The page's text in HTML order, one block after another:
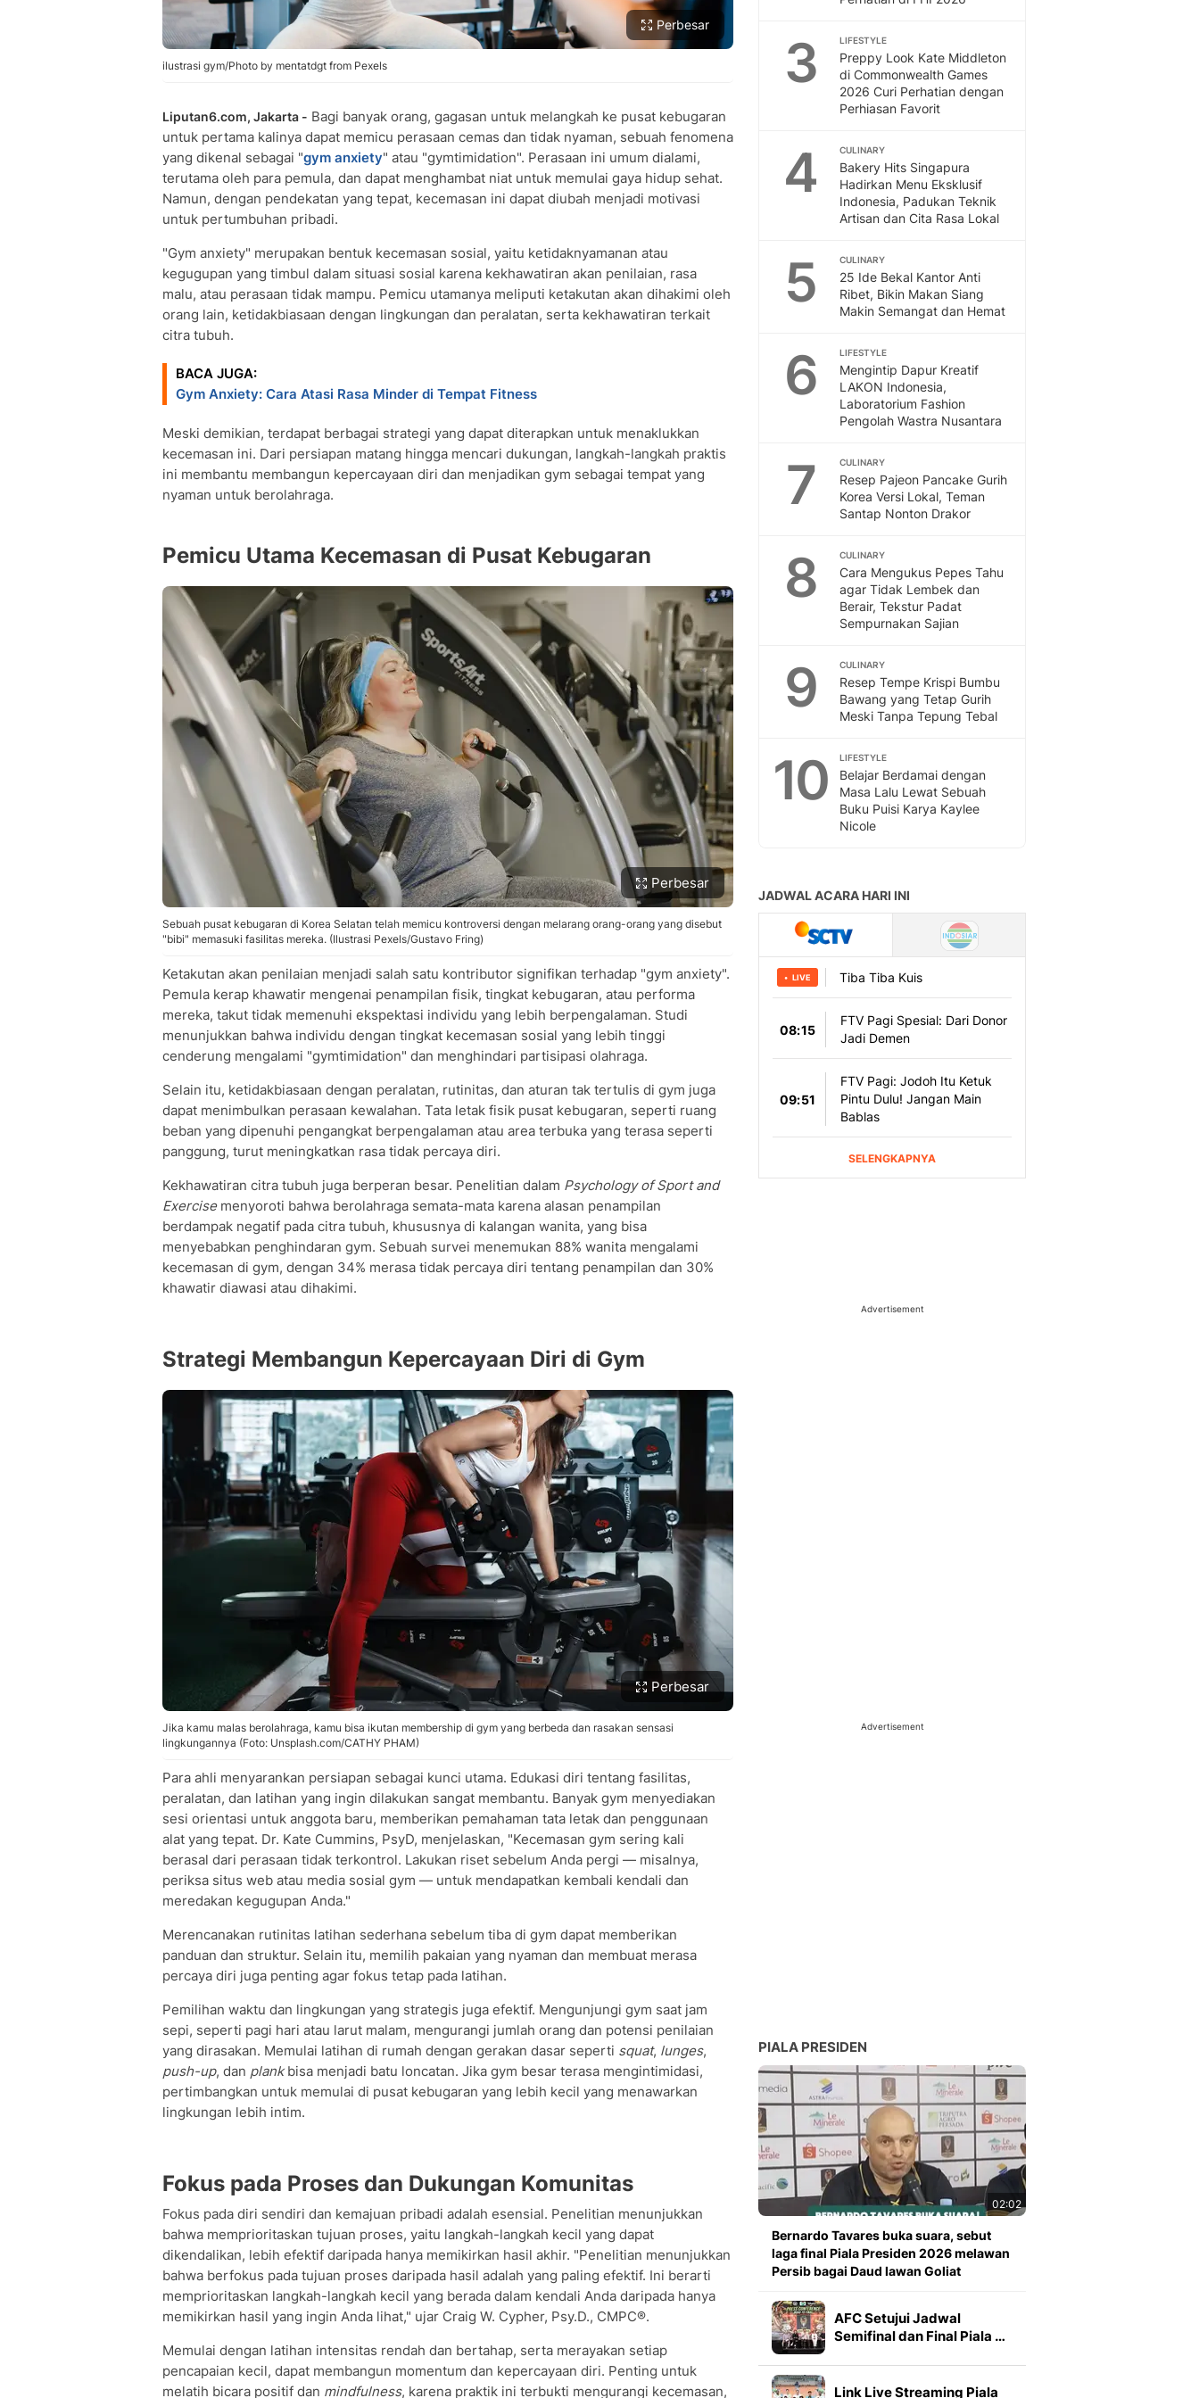
Perbesar
ilustrasi gym/Photo by mentatdgt from Pexels
Liputan6.com, Jakarta - Bagi banyak orang, gagasan untuk melangkah ke pusat kebugaran
untuk pertama kalinya dapat memicu perasaan cemas dan tidak nyaman, sebuah fenomena
yang dikenal sebagai "gym anxiety" atau "gymtimidation". Perasaan ini umum dialami,
terutama oleh para pemula, dan dapat menghambat niat untuk memulai gaya hidup sehat.
Namun, dengan pendekatan yang tepat, kecemasan ini dapat diubah menjadi motivasi
untuk pertumbuhan pribadi.
"Gym anxiety" merupakan bentuk kecemasan sosial, yaitu ketidaknyamanan atau
kegugupan yang timbul dalam situasi sosial karena kekhawatiran akan penilaian, rasa
malu, atau perasaan tidak mampu. Pemicu utamanya meliputi ketakutan akan dihakimi oleh
orang lain, ketidakbiasaan dengan lingkungan dan peralatan, serta kekhawatiran terkait
citra tubuh.
BACA JUGA:
Gym Anxiety: Cara Atasi Rasa Minder di Tempat Fitness
Meski demikian, terdapat berbagai strategi yang dapat diterapkan untuk menaklukkan
kecemasan ini. Dari persiapan matang hingga mencari dukungan, langkah-langkah praktis
ini membantu membangun kepercayaan diri dan menjadikan gym sebagai tempat yang
nyaman untuk berolahraga.
Pemicu Utama Kecemasan di Pusat Kebugaran
Perbesar
Sebuah pusat kebugaran di Korea Selatan telah memicu kontroversi dengan melarang orang-orang yang disebut
"bibi" memasuki fasilitas mereka. (Ilustrasi Pexels/Gustavo Fring)
Ketakutan akan penilaian menjadi salah satu kontributor signifikan terhadap "gym anxiety".
Pemula kerap khawatir mengenai penampilan fisik, tingkat kebugaran, atau performa
mereka, takut tidak memenuhi ekspektasi individu yang lebih berpengalaman. Studi
menunjukkan bahwa individu dengan tingkat kecemasan sosial yang lebih tinggi
cenderung mengalami "gymtimidation" dan menghindari partisipasi olahraga.
Selain itu, ketidakbiasaan dengan peralatan, rutinitas, dan aturan tak tertulis di gym juga
dapat menimbulkan perasaan kewalahan. Tata letak fisik pusat kebugaran, seperti ruang
beban yang dipenuhi pengangkat berpengalaman atau area terbuka yang terasa seperti
panggung, turut meningkatkan rasa tidak percaya diri.
Kekhawatiran citra tubuh juga berperan besar. Penelitian dalam Psychology of Sport and
Exercisemenyoroti bahwa berolahraga semata-mata karena alasan penampilan
berdampak negatif pada citra tubuh, khususnya di kalangan wanita, yang bisa
menyebabkan penghindaran gym. Sebuah survei menemukan 88% wanita mengalami
kecemasan di gym, dengan 34% merasa tidak percaya diri tentang penampilan dan 30%
khawatir diawasi atau dihakimi.
Strategi Membangun Kepercayaan Diri di Gym
Perbesar
Jika kamu malas berolahraga, kamu bisa ikutan membership di gym yang berbeda dan rasakan sensasi
lingkungannya (Foto: Unsplash.com/CATHY PHAM)
Para ahli menyarankan persiapan sebagai kunci utama. Edukasi diri tentang fasilitas,
peralatan, dan latihan yang ingin dilakukan sangat membantu. Banyak gym menyediakan
sesi orientasi untuk anggota baru, memberikan pemahaman tata letak dan penggunaan
alat yang tepat. Dr. Kate Cummins, PsyD, menjelaskan, "Kecemasan gym sering kali
berasal dari perasaan tidak terkontrol. Lakukan riset sebelum Anda pergi — misalnya,
periksa situs web atau media sosial gym — untuk mendapatkan kembali kendali dan
meredakan kegugupan Anda."
Merencanakan rutinitas latihan sederhana sebelum tiba di gym dapat memberikan
panduan dan struktur. Selain itu, memilih pakaian yang nyaman dan membuat merasa
percaya diri juga penting agar fokus tetap pada latihan.
Pemilihan waktu dan lingkungan yang strategis juga efektif. Mengunjungi gym saat jam
sepi, seperti pagi hari atau larut malam, mengurangi jumlah orang dan potensi penilaian
yang dirasakan. Memulai latihan di rumah dengan gerakan dasar seperti squat, lunges,
push-up, dan plankbisa menjadi batu loncatan. Jika gym besar terasa mengintimidasi,
pertimbangkan untuk memulai di pusat kebugaran yang lebih kecil yang menawarkan
lingkungan lebih intim.
Fokus pada Proses dan Dukungan Komunitas
Fokus pada diri sendiri dan kemajuan pribadi adalah esensial. Penelitian menunjukkan
bahwa memprioritaskan tujuan proses, yaitu langkah-langkah kecil yang dapat
dikendalikan, lebih efektif daripada hanya memikirkan hasil akhir. "Penelitian menunjukkan
bahwa berfokus pada tujuan proses daripada hasil adalah yang paling efektif. Ini berarti
memprioritaskan langkah-langkah kecil yang berada dalam kendali Anda daripada hanya
memikirkan hasil yang ingin Anda lihat," ujar Craig W. Cypher, Psy.D., CMPC®.
Memulai dengan latihan intensitas rendah dan bertahap, serta merayakan setiap
pencapaian kecil, dapat membangun momentum dan kepercayaan diri. Penting untuk
melatih bicara positif dan mindfulness, karena praktik ini terbukti mengurangi kecemasan,
3 LIFESTYLE
Preppy Look Kate Middleton
di Commonwealth Games
2026 Curi Perhatian dengan
Perhiasan Favorit
4 CULINARY
Bakery Hits Singapura
Hadirkan Menu Eksklusif
Indonesia, Padukan Teknik
Artisan dan Cita Rasa Lokal
5 CULINARY
25 Ide Bekal Kantor Anti
Ribet, Bikin Makan Siang
Makin Semangat dan Hemat
6 LIFESTYLE
Mengintip Dapur Kreatif
LAKON Indonesia,
Laboratorium Fashion
Pengolah Wastra Nusantara
7 CULINARY
Resep Pajeon Pancake Gurih
Korea Versi Lokal, Teman
Santap Nonton Drakor
8 CULINARY
Cara Mengukus Pepes Tahu
agar Tidak Lembek dan
Berair, Tekstur Padat
Sempurnakan Sajian
9 CULINARY
Resep Tempe Krispi Bumbu
Bawang yang Tetap Gurih
Meski Tanpa Tepung Tebal
10 LIFESTYLE
Belajar Berdamai dengan
Masa Lalu Lewat Sebuah
Buku Puisi Karya Kaylee
Nicole
Advertisement
Advertisement
PIALA PRESIDEN
02:02
Bernardo Tavares buka suara, sebut
laga final Piala Presiden 2026 melawan
Persib bagai Daud lawan Goliat
AFC Setujui Jadwal
Semifinal dan Final Piala …
Link Live Streaming Piala